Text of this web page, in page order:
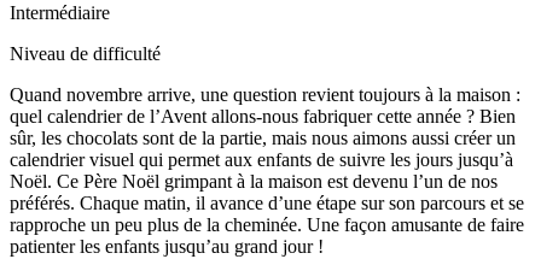
Intermédiaire
Niveau de difficulté
Quand novembre arrive, une question revient toujours à la maison :
quel calendrier de l’Avent allons-nous fabriquer cette année ? Bien
sûr, les chocolats sont de la partie, mais nous aimons aussi créer un
calendrier visuel qui permet aux enfants de suivre les jours jusqu’à
Noël. Ce Père Noël grimpant à la maison est devenu l’un de nos
préférés. Chaque matin, il avance d’une étape sur son parcours et se
rapproche un peu plus de la cheminée. Une façon amusante de faire
patienter les enfants jusqu’au grand jour !